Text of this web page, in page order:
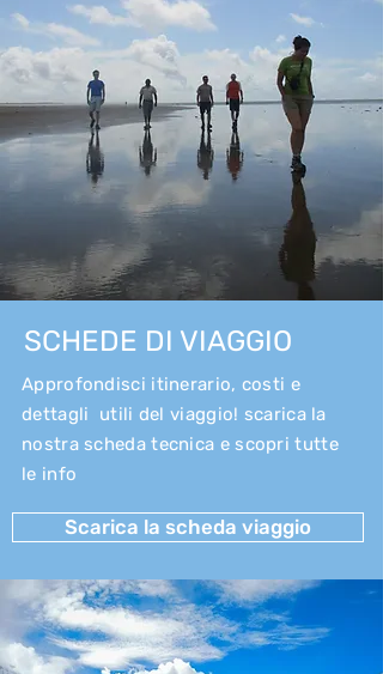
SCHEDE DI VIAGGIO
Approfondisci itinerario, costi e
dettagli utili del viaggio! scarica la
nostra scheda tecnica e scopri tutte
le info
Scarica la scheda viaggio